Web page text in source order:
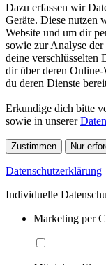
Dazu erfassen wir
Geräte. Diese nutzen
Website und um dir
sowie zur Analyse
deine verschlüsselten
dir über deren Online-
du deren Dienste
Erkundige dich bitte
sowie in unserer
Zustimmen Nur
Datenschutzerklärung
Individuelle
Marketing per